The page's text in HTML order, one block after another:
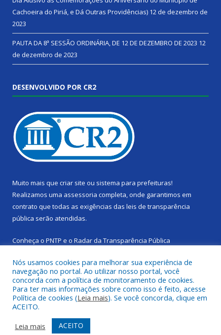
Cachoeira do Piriá, e Dá Outras Providências) 12 de dezembro de
2023
PAUTA DA 8ª SESSÃO ORDINÁRIA, DE 12 DE DEZEMBRO DE 2023 12
de dezembro de 2023
DESENVOLVIDO POR CR2
Muito mais que criar site ou sistema para prefeituras!
Realizamos uma assessoria completa, onde garantimos em
contrato que todas as exigências das leis de transparência
pública serão atendidas.
Conheça o PNTP e o Radar da Transparência Pública
Todos os direitos reservados a Câmara Municipal de Cachoeira
do Piriá.
Mapa do Site
Acessar Área Administrativa
Nós usamos cookies para melhorar sua experiência de
navegação no portal. Ao utilizar nosso portal, você
concorda com a política de monitoramento de cookies.
Para ter mais informações sobre como isso é feito, acesse
Política de cookies (Leia mais). Se você concorda, clique em
ACEITO.
Leia mais
ACEITO